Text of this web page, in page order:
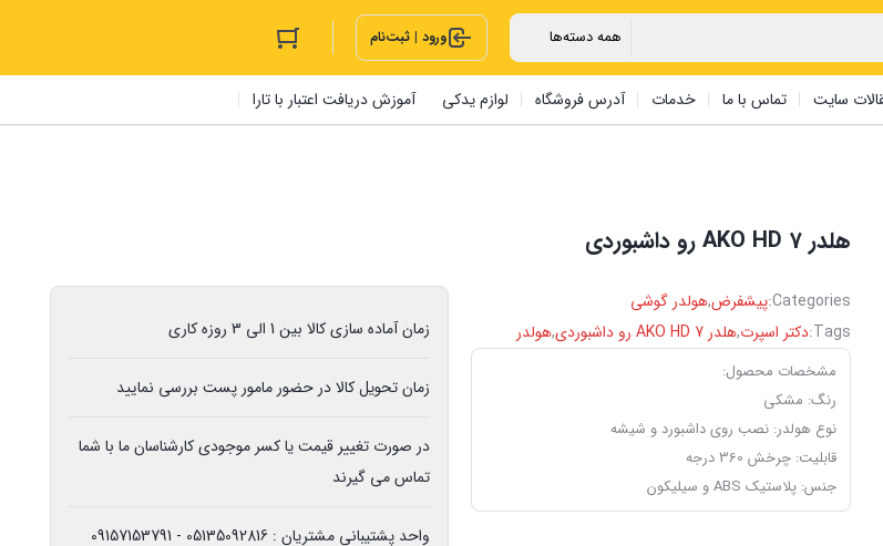
ورود | ثبت‌نام
سایت تماس با ما خدمات آدرس فروشگاه لوازم یدکی آموزش دریافت اعتبار با تارا
‏هلدر AKO HD 7 رو داشبوردی
Categories:پیشفرض,هولدر گوشی
Tags: دکتر اسپرت,‏هلدر AKO HD 7 رو داشبوردی ,هولدر
مشخصات محصول:
رنگ: مشکی
نوع هولدر: نصب روی داشبورد و شیشه
قابلیت: چرخش 360 درجه
جنس: پلاستیک ABS و سیلیکون
زمان آماده سازی کالا بین 1 الی 3 روزه کاری
زمان تحویل کالا در حضور مامور پست بررسی نمایید
در صورت تغییر قیمت یا کسر موجودی کارشناسان ما با شما
تماس می گیرند
واحد پشتیبانی مشتریان : 05135092816 - 09157153791